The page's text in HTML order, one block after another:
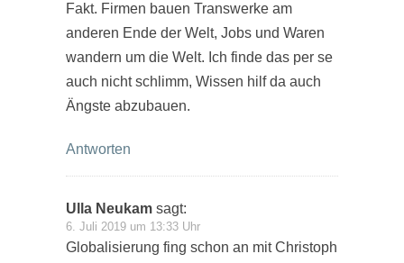
Fakt. Firmen bauen Transwerke am
anderen Ende der Welt, Jobs und Waren
wandern um die Welt. Ich finde das per se
auch nicht schlimm, Wissen hilf da auch
Ängste abzubauen.
Antworten
Ulla Neukam sagt:
6. Juli 2019 um 13:33 Uhr
Globalisierung fing schon an mit Christoph